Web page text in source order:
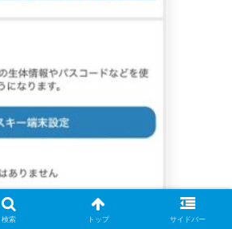
検索 トップ サイドバー